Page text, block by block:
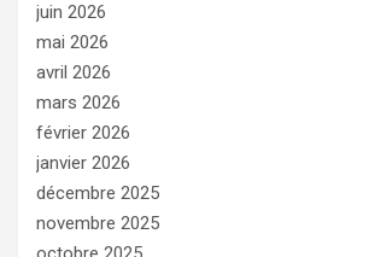
juin 2026
mai 2026
avril 2026
mars 2026
février 2026
janvier 2026
décembre 2025
novembre 2025